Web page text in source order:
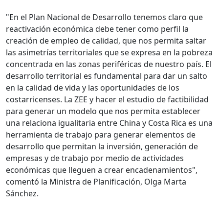
"En el Plan Nacional de Desarrollo tenemos claro que
reactivación económica debe tener como perfil la
creación de empleo de calidad, que nos permita saltar
las asimetrías territoriales que se expresa en la pobreza
concentrada en las zonas periféricas de nuestro país. El
desarrollo territorial es fundamental para dar un salto
en la calidad de vida y las oportunidades de los
costarricenses. La ZEE y hacer el estudio de factibilidad
para generar un modelo que nos permita establecer
una relaciona igualitaria entre China y Costa Rica es una
herramienta de trabajo para generar elementos de
desarrollo que permitan la inversión, generación de
empresas y de trabajo por medio de actividades
económicas que lleguen a crear encadenamientos",
comentó la Ministra de Planificación, Olga Marta
Sánchez.